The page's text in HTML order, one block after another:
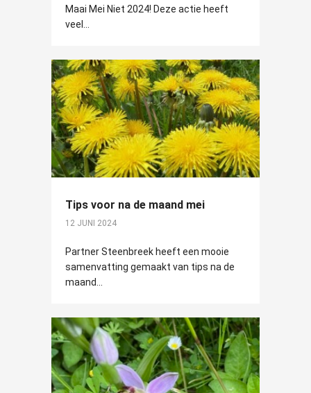
Maai Mei Niet 2024! Deze actie heeft
veel...
Tips voor na de maand mei
12 JUNI 2024
Partner Steenbreek heeft een mooie
samenvatting gemaakt van tips na de
maand...